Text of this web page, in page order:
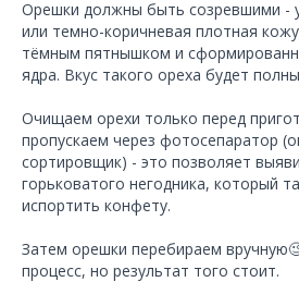
Орешки должны быть созревшими -
или темно-коричневая плотная
тёмным пятнышком и
ядра. Вкус такого ореха будет
Очищаем орехи только перед
пропускаем через фотосепаратор
сортировщик) - это позволяет
горьковатого негодника, который
испортить конфету.
Затем орешки перебираем
процесс, но результат того стоит.